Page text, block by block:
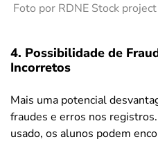
Foto por RDNE Stock
4. Possibilidade de
Incorretos
Mais uma potencial
fraudes e erros nos
usado, os alunos podem